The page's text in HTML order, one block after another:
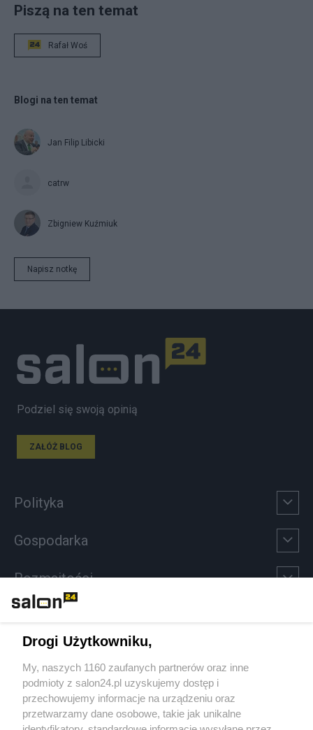
Piszą na ten temat
Rafał Woś
Blogi na ten temat
Jan Filip Libicki
catrw
Zbigniew Kuźmiuk
Napisz notkę
Podziel się swoją opinią
ZAŁÓŻ BLOG
Polityka
Gospodarka
Rozmaitości
Sport
Społeczeństwo
Drogi Użytkowniku,
My, naszych 1160 zaufanych partnerów oraz inne
podmioty z salon24.pl uzyskujemy dostęp i
przechowujemy informacje na urządzeniu oraz
przetwarzamy dane osobowe, takie jak unikalne